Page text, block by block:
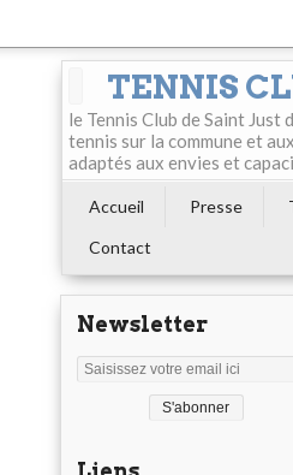
TENNIS
le Tennis Club de Saint Just
tennis sur la commune et
adaptés aux envies et
Accueil Presse
Contact
Newsletter